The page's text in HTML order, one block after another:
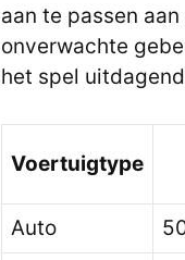
aan te passen
onverwachte
het spel
Voertuigtype
Auto